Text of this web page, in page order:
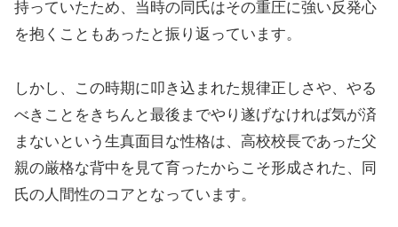
持っていたため、当時の同氏はその重圧に強い反発心
を抱くこともあったと振り返っています。
しかし、この時期に叩き込まれた規律正しさや、やる
べきことをきちんと最後までやり遂げなければ気が済
まないという生真面目な性格は、高校校長であった父
親の厳格な背中を見て育ったからこそ形成された、同
氏の人間性のコアとなっています。